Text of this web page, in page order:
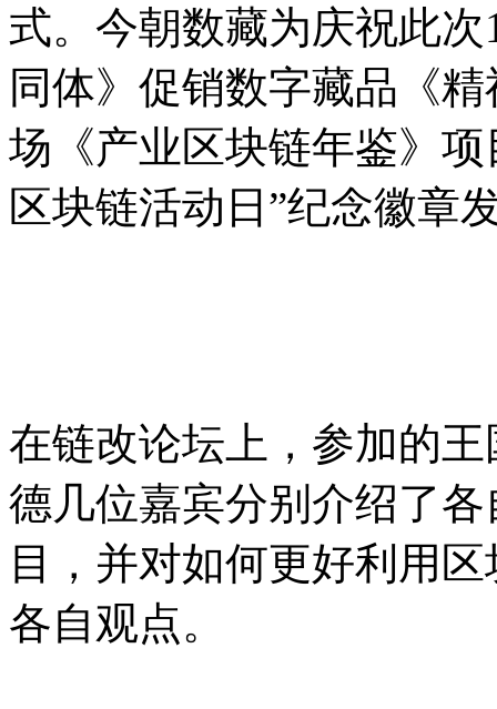
式。今朝数藏为庆祝此
同体》促销数字藏品《
场《产业区块链年鉴》
区块链活动日”纪念徽章
在链改论坛上，参加的
德几位嘉宾分别介绍了
目，并对如何更好利用
各自观点。